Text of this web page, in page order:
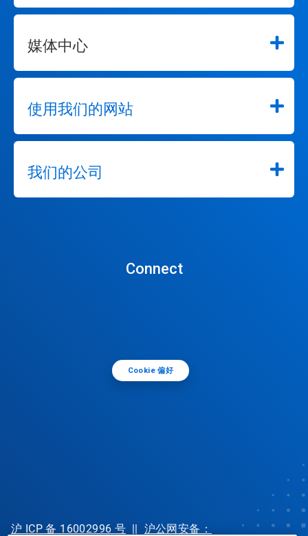
媒体中心
使用我们的网站
我们的公司
Connect
Cookie 偏好
沪 ICP 备 16002996 号 沪公网安备：